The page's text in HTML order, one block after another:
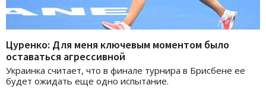
Цуренко: Для меня ключевым моментом было
оставаться агрессивной
Украинка считает, что в финале турнира в Брисбене ее
будет ожидать еще одно испытание.